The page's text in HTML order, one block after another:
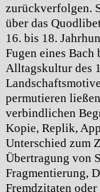
zurückverfolgen.
über das
16. bis 18.
Fugen eines
Alltagskultur des
permutieren
verbindlichen
Kopie, Replik,
Unterschied zum
Übertragung von
Fragmentierung,
Fremdzitaten oder